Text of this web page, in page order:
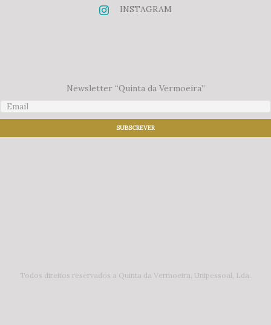
INSTAGRAM
Newsletter “Quinta da Vermoeira”
Todos direitos reservados a Quinta da Vermoeira, Unipessoal, Lda.